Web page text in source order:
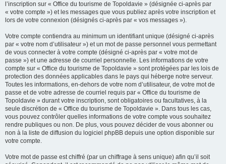
l’inscription sur « Office du tourisme de Topoldavie » (désignée ci-après par
« votre compte ») et les messages que vous publiez après votre inscription et
lors de votre connexion (désignés ci-après par « vos messages »).
Votre compte contiendra au minimum un identifiant unique (désigné ci-après
par « votre nom d’utilisateur ») et un mot de passe personnel vous permettant
de vous connecter à votre compte (désigné ci-après par « votre mot de
passe ») et une adresse de courriel personnelle. Les informations de votre
compte sur « Office du tourisme de Topoldavie » sont protégées par les lois de
protection des données applicables dans le pays qui héberge notre serveur.
Toutes les informations, en-dehors de votre nom d’utilisateur, de votre mot de
passe et de votre adresse de courriel requis par « Office du tourisme de
Topoldavie » durant votre inscription, sont obligatoires ou facultatives, à la
seule discrétion de « Office du tourisme de Topoldavie ». Dans tous les cas,
vous pouvez contrôler quelles informations de votre compte vous souhaitez
rendre publiques ou non. De plus, vous pouvez décider de vous abonner ou
non à la liste de diffusion du logiciel phpBB depuis une option disponible sur
votre compte.
Votre mot de passe est chiffré (par un chiffrage à sens unique) afin qu’il soit